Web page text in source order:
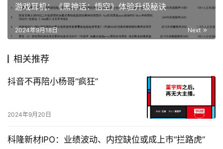
旺季缺货、价格走高！今年中秋，没有大闸蟹自由
Previous
游戏耳机：《黑神话：悟空》体验升级秘诀